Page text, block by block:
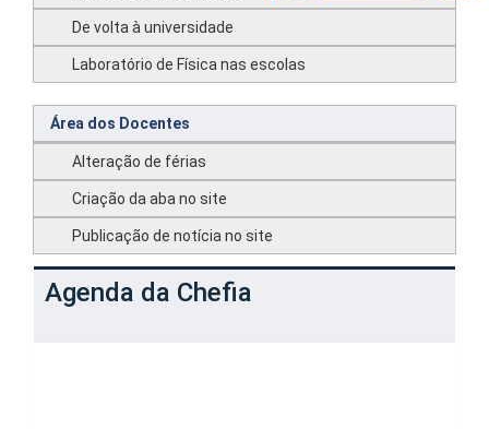
De volta à universidade
Laboratório de Física nas escolas
Área dos Docentes
Alteração de férias
Criação da aba no site
Publicação de notícia no site
Agenda da Chefia